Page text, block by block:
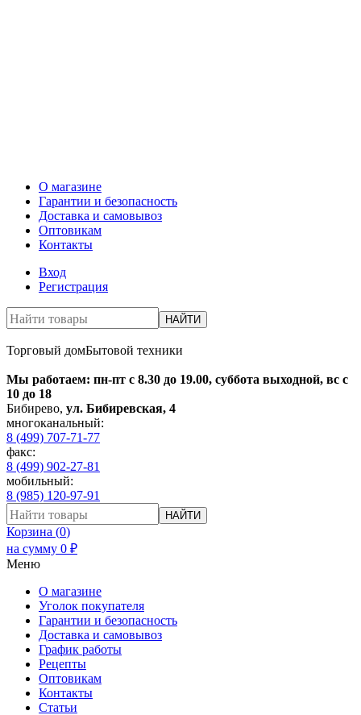
О магазине
Гарантии и безопасность
Доставка и самовывоз
Оптовикам
Контакты
Вход
Регистрация
НАЙТИ
Торговый домБытовой техники
Мы работаем: пн-пт с 8.30 до 19.00, суббота выходной, вс с
10 до 18
Бибирево, ул. Бибиревская, 4
многоканальный:
8 (499) 707-71-77
факс:
8 (499) 902-27-81
мобильный:
8 (985) 120-97-91
НАЙТИ
Корзина (0)
на сумму 0 ₽
Меню
О магазине
Уголок покупателя
Гарантии и безопасность
Доставка и самовывоз
График работы
Рецепты
Оптовикам
Контакты
Статьи